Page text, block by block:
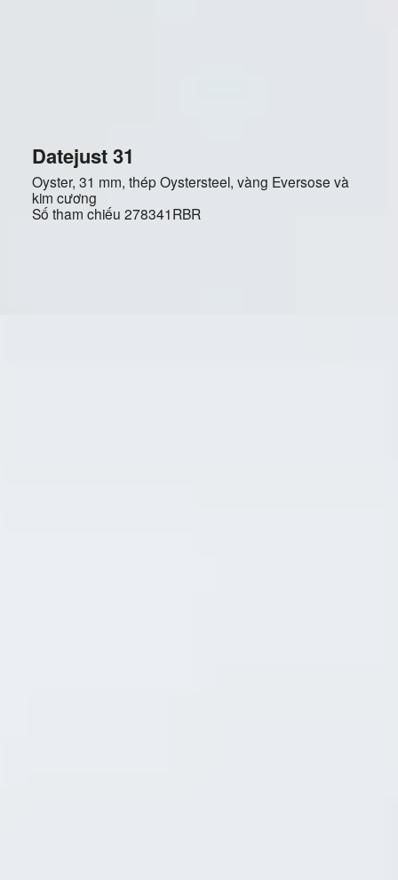
Datejust 31
Oyster, 31 mm, thép Oystersteel, vàng Eversose và
kim cương
Số tham chiếu 278341RBR